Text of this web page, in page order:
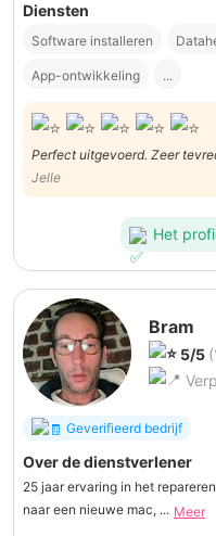
Diensten
Software installeren
App-ontwikkeling ...
Perfect uitgevoerd. Zeer tevreden. Met veel kennis en
tewerkgesteld. Heldere en transparante communicatie. Goede
vraagstelling bij
Jelle
Het
Bram
5/5
Geverifieerd bedrijf
Over de dienstverlener
25 jaar ervaring in het
naar een nieuwe mac, ... Meer